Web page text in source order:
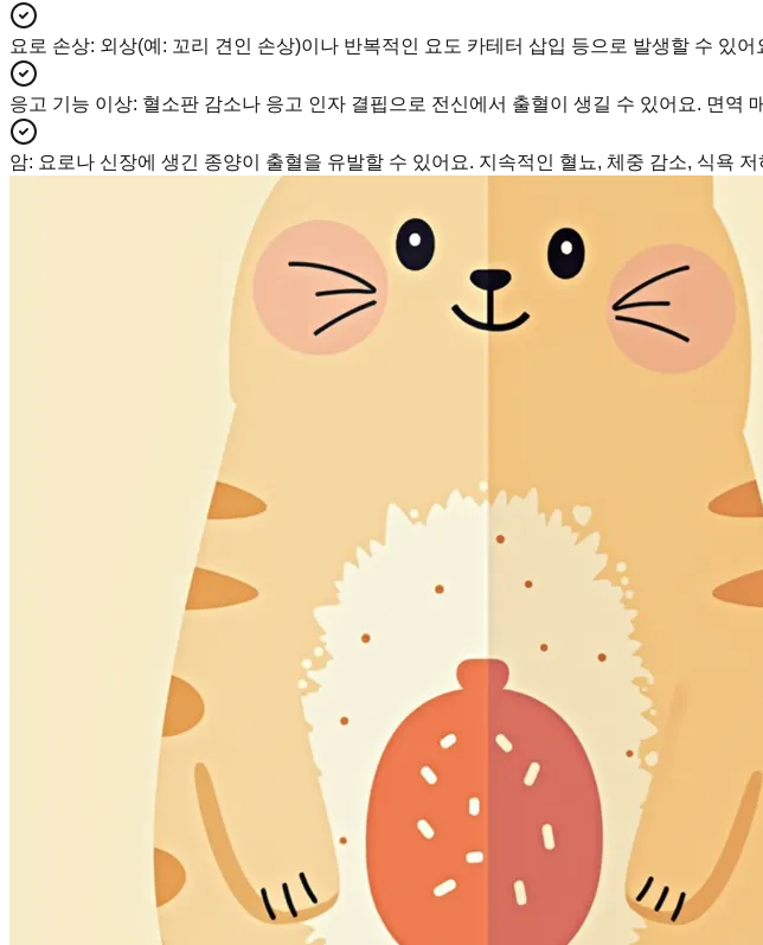
요로 손상: 외상(예: 꼬리 견인 손상)이나 반복적인 요도 카테터 삽입 등으로 발생할 수 있
응고 기능 이상: 혈소판 감소나 응고 인자 결핍으로 전신에서 출혈이 생길 수 있어요. 면역
암: 요로나 신장에 생긴 종양이 출혈을 유발할 수 있어요. 지속적인 혈뇨, 체중 감소, 식욕